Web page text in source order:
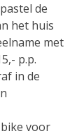
de
het huis
met
p.p.
in de
voor